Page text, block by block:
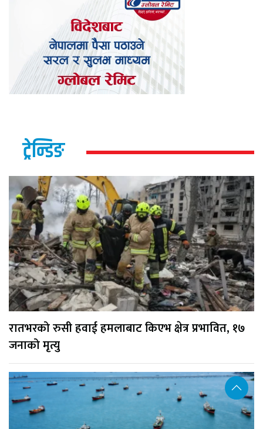
ट्रेन्डिङ
रातभरको रुसी हवाई हमलाबाट किएभ क्षेत्र प्रभावित, १७
जनाको मृत्यु